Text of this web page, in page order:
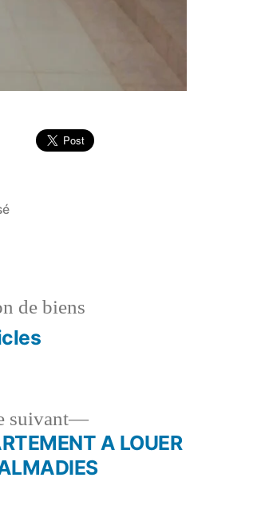
de biens
suivant
Article
suivant :
A LOUER